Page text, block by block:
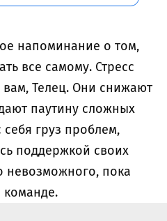
напоминание о том,
все самому. Стресс
Телец. Они снижают
паутину сложных
себя груз проблем,
поддержкой своих
невозможного, пока
команде.